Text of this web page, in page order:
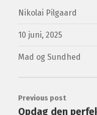
Nikolai Pilgaard
10 juni, 2025
Mad og Sundhed
Previous post
Opdag den